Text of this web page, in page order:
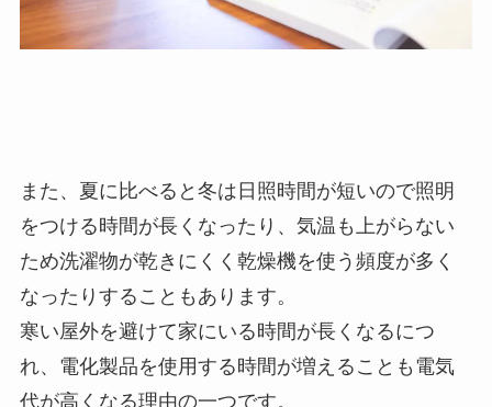
また、夏に比べると冬は日照時間が短いので照明
をつける時間が長くなったり、気温も上がらない
ため洗濯物が乾きにくく乾燥機を使う頻度が多く
なったりすることもあります。
寒い屋外を避けて家にいる時間が長くなるにつ
れ、電化製品を使用する時間が増えることも電気
代が高くなる理由の一つです。